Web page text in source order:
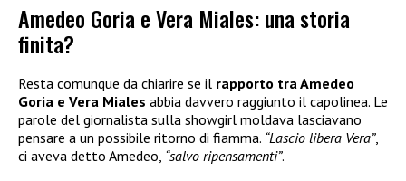
Amedeo Goria e Vera Miales: una storia
finita?
Resta comunque da chiarire se il rapporto tra Amedeo
Goria e Vera Miales abbia davvero raggiunto il capolinea. Le
parole del giornalista sulla showgirl moldava lasciavano
pensare a un possibile ritorno di fiamma. “Lascio libera Vera”,
ci aveva detto Amedeo, “salvo ripensamenti”.